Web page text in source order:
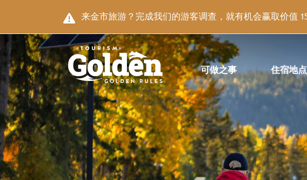
来金市旅游？完成我们的游客调查，就有机会赢取价值
主导航
可做之事 住宿地点